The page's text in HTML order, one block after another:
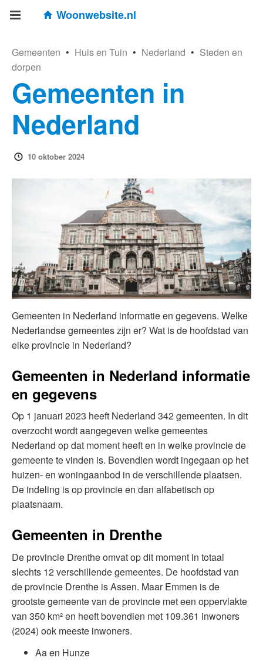
Woonwebsite.nl
Gemeenten • Huis en Tuin • Nederland • Steden en
dorpen
Gemeenten in
Nederland
10 oktober 2024
Gemeenten in Nederland informatie en gegevens. Welke
Nederlandse gemeentes zijn er? Wat is de hoofdstad van
elke provincie in Nederland?
Gemeenten in Nederland informatie
en gegevens
Op 1 januari 2023 heeft Nederland 342 gemeenten. In dit
overzocht wordt aangegeven welke gemeentes
Nederland op dat moment heeft en in welke provincie de
gemeente te vinden is. Bovendien wordt ingegaan op het
huizen- en woningaanbod in de verschillende plaatsen.
De indeling is op provincie en dan alfabetisch op
plaatsnaam.
Gemeenten in Drenthe
De provincie Drenthe omvat op dit moment in totaal
slechts 12 verschillende gemeentes. De hoofdstad van
de provincie Drenthe is Assen. Maar Emmen is de
grootste gemeente van de provincie met een oppervlakte
van 350 km² en heeft bovendien met 109.361 inwoners
(2024) ook meeste inwoners.
Aa en Hunze